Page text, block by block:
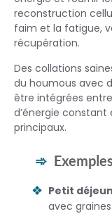
reconstruction
faim et la fatigue,
récupération.
Des collations
du houmous avec
être intégrées
d’énergie
principaux.
Petit
avec